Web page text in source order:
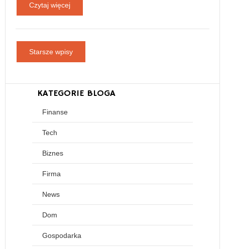
Czytaj więcej
Starsze wpisy
KATEGORIE BLOGA
Finanse
Tech
Biznes
Firma
News
Dom
Gospodarka